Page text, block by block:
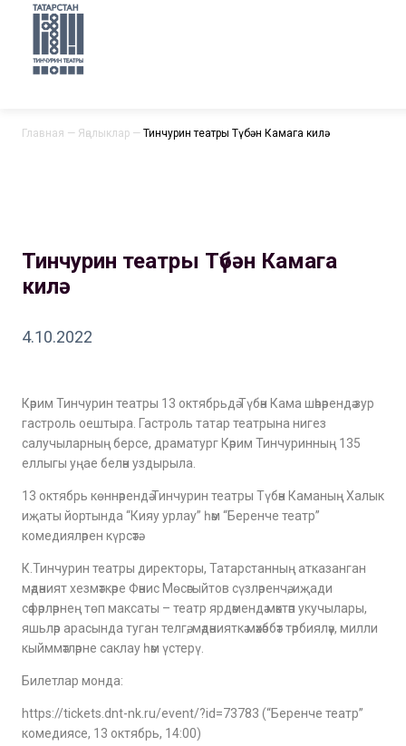
Главная — Яңалыклар — Тинчурин театры Түбән Камага килә
Тинчурин театры Түбән Камага
килә
4.10.2022
Кәрим Тинчурин театры 13 октябрьдә Түбән Кама шәһәрендә зур
гастроль оештыра. Гастроль татар театрына нигез
салучыларның берсе, драматург Кәрим Тинчуринның 135
еллыгы уңае белән уздырыла.
13 октябрь көннәрендә Тинчурин театры Түбән Каманың Халык
иҗаты йортында “Кияу урлау” һәм “Беренче театр”
комедияләрен күрсәтә.
К.Тинчурин театры директоры, Татарстанның атказанган
мәдәният хезмәткәре Фәнис Мөсәгыйтов сүзләренчә, иҗади
сәфәрләрнең төп максаты – театр ярдәмендә мәктәп укучылары,
яшьләр арасында туган телгә, мәдәнияткә мәхәббәт тәрбияләү, милли
кыйммәтләрне саклау һәм үстерү.
Билетлар монда:
https://tickets.dnt-nk.ru/event/?id=73783 (“Беренче театр”
комедиясе, 13 октябрь, 14:00)